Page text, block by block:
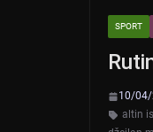
SPORT
10/
altin